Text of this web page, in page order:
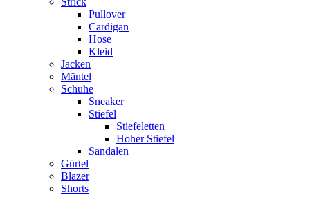
Pullover
Cardigan
Hose
Kleid
Jacken
Mäntel
Schuhe
Sneaker
Stiefel
Stiefeletten
Hoher Stiefel
Sandalen
Gürtel
Blazer
Shorts